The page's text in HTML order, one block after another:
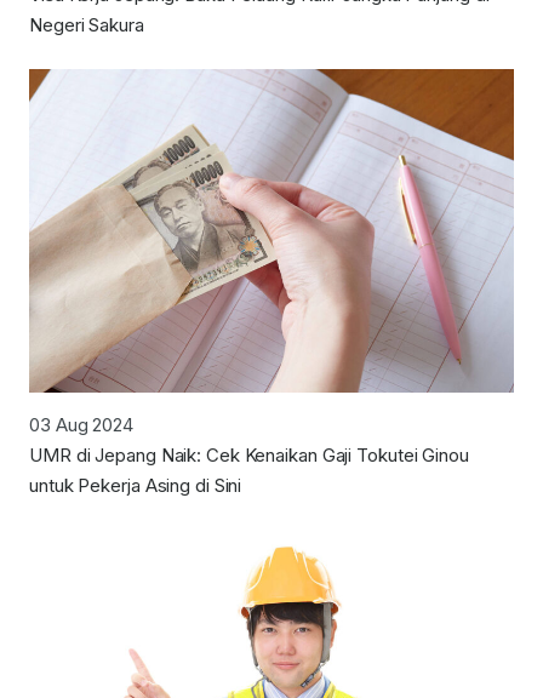
Negeri Sakura
03 Aug 2024
UMR di Jepang Naik: Cek Kenaikan Gaji Tokutei Ginou
untuk Pekerja Asing di Sini